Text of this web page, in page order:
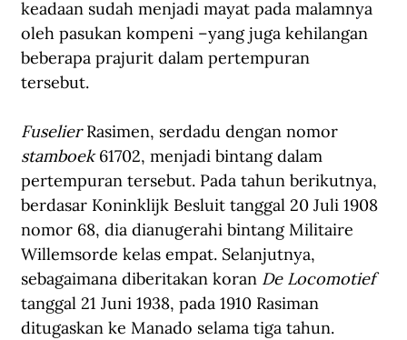
keadaan sudah menjadi mayat pada malamnya
oleh pasukan kompeni –yang juga kehilangan
beberapa prajurit dalam pertempuran
tersebut.
Fuselier Rasimen, serdadu dengan nomor
stamboek 61702, menjadi bintang dalam
pertempuran tersebut. Pada tahun berikutnya,
berdasar Koninklijk Besluit tanggal 20 Juli 1908
nomor 68, dia dianugerahi bintang Militaire
Willemsorde kelas empat. Selanjutnya,
sebagaimana diberitakan koran De Locomotief
tanggal 21 Juni 1938, pada 1910 Rasiman
ditugaskan ke Manado selama tiga tahun.